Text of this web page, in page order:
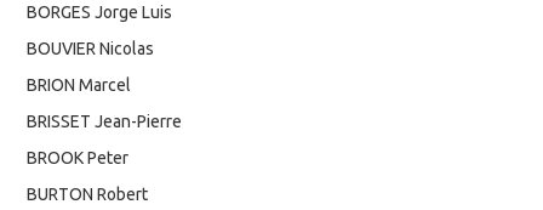
BORGES Jorge Luis
BOUVIER Nicolas
BRION Marcel
BRISSET Jean-Pierre
BROOK Peter
BURTON Robert